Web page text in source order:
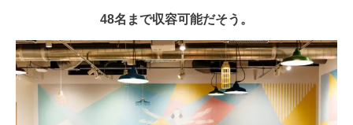
48名まで収容可能だそう。